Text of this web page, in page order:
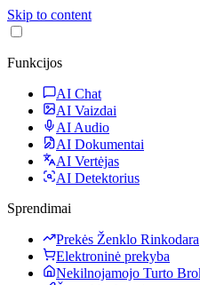
Skip to content
Funkcijos
AI Chat
AI Vaizdai
AI Audio
AI Dokumentai
AI Vertėjas
AI Detektorius
Sprendimai
Prekės Ženklo Rinkodara
Elektroninė prekyba
Nekilnojamojo Turto